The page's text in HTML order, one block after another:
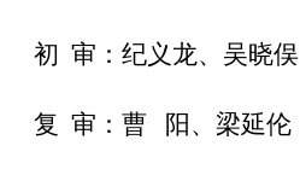
初 审：纪义龙、吴晓俣
复 审：曹 阳、梁延伦